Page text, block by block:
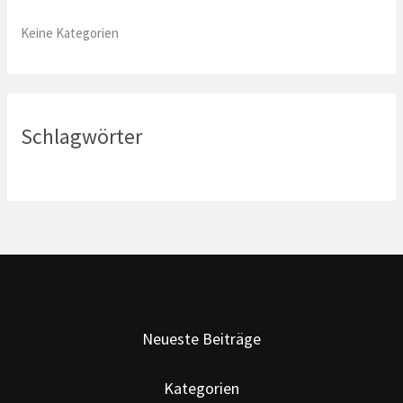
Keine Kategorien
Schlagwörter
Neueste Beiträge
Kategorien